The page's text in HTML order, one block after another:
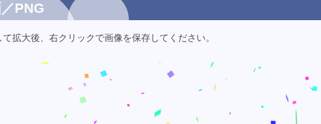
PNG
拡大後、右クリックで画像を保存してください。